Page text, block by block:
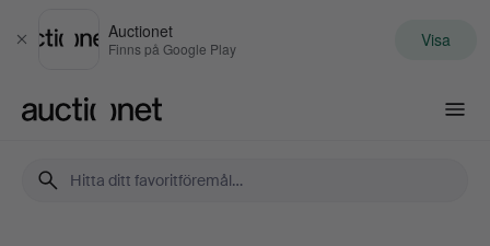
Stäng
Auctionet
Finns på Google Play Visa